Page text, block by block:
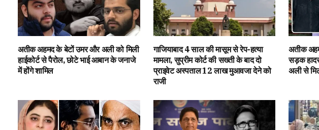
अतीक अहमद के बेटों उमर और अली को मिली
हाईकोर्ट से पैरोल, छोटे भाई आबान के जनाजे
में होंगे शामिल
गाजियाबाद 4 साल की मासूम से रेप-हत्या
मामला, सुप्रीम कोर्ट की सख्ती के बाद दो
प्राइवेट अस्पताल ₹12 लाख मुआवजा देने को
राजी
अतीक
सड़क
अली से